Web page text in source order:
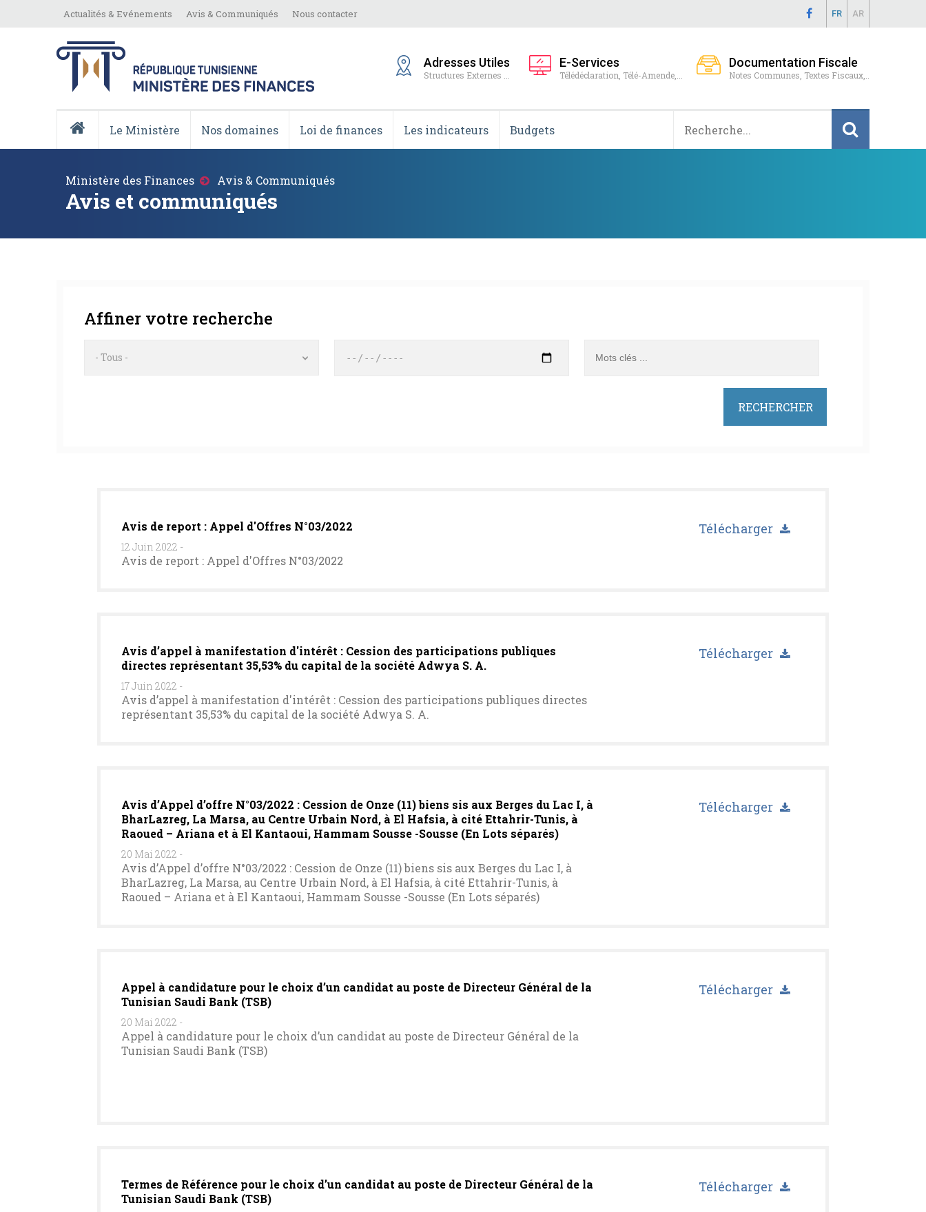
Menu
Actualités & Evénements Avis & Communiqués Nous contacter FR AR
Adresses Utiles
Structures Externes ...
E-Services
Télédéclaration, Télé-Amende,...
Documentation Fiscale
Notes Communes, Textes Fiscaux,..
Principale
Le Ministère Nos domaines Loi de finances Les indicateurs Budgets
Fil
Ministère des Finances Avis & Communiqués
Avis et communiqués
Affiner votre recherche
- Tous -
Avis de report : Appel d'Offres N°03/2022
12 Juin 2022 -
Avis de report : Appel d'Offres N°03/2022
Télécharger
Avis d’appel à manifestation d'intérêt : Cession des participations publiques
directes représentant 35,53% du capital de la société Adwya S. A.
17 Juin 2022 -
Avis d’appel à manifestation d'intérêt : Cession des participations publiques directes
représentant 35,53% du capital de la société Adwya S. A.
Télécharger
Avis d’Appel d’offre N°03/2022 : Cession de Onze (11) biens sis aux Berges du Lac I, à
BharLazreg, La Marsa, au Centre Urbain Nord, à El Hafsia, à cité Ettahrir-Tunis, à
Raoued – Ariana et à El Kantaoui, Hammam Sousse -Sousse (En Lots séparés)
20 Mai 2022 -
Avis d’Appel d’offre N°03/2022 : Cession de Onze (11) biens sis aux Berges du Lac I, à
BharLazreg, La Marsa, au Centre Urbain Nord, à El Hafsia, à cité Ettahrir-Tunis, à
Raoued – Ariana et à El Kantaoui, Hammam Sousse -Sousse (En Lots séparés)
Télécharger
Appel à candidature pour le choix d’un candidat au poste de Directeur Général de la
Tunisian Saudi Bank (TSB)
20 Mai 2022 -
Appel à candidature pour le choix d’un candidat au poste de Directeur Général de la
Tunisian Saudi Bank (TSB)
Télécharger
Termes de Référence pour le choix d’un candidat au poste de Directeur Général de la
Tunisian Saudi Bank (TSB)
Télécharger